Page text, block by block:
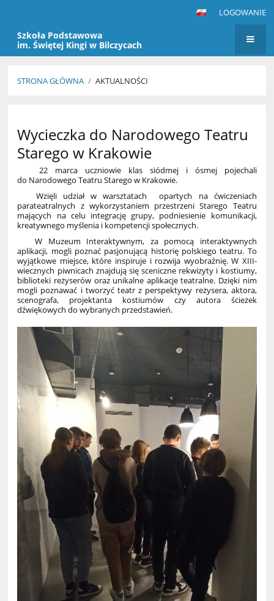
LOGOWANIE
Szkoła Podstawowa
im. Świętej Kingi w Bilczycach
STRONA GŁÓWNA / AKTUALNOŚCI
Wycieczka do Narodowego Teatru
Starego w Krakowie
22 marca uczniowie klas siódmej i ósmej pojechali
do Narodowego Teatru Starego w Krakowie.
Wzięli udział w warsztatach opartych na ćwiczeniach
parateatralnych z wykorzystaniem przestrzeni Starego Teatru
mających na celu integrację grupy, podniesienie komunikacji,
kreatywnego myślenia i kompetencji społecznych.
W Muzeum Interaktywnym, za pomocą interaktywnych
aplikacji, mogli poznać pasjonującą historię polskiego teatru. To
wyjątkowe miejsce, które inspiruje i rozwija wyobraźnię. W XIII-
wiecznych piwnicach znajdują się sceniczne rekwizyty i kostiumy,
biblioteki reżyserów oraz unikalne aplikacje teatralne. Dzięki nim
mogli poznawać i tworzyć teatr z perspektywy reżysera, aktora,
scenografa, projektanta kostiumów czy autora ścieżek
dźwiękowych do wybranych przedstawień.